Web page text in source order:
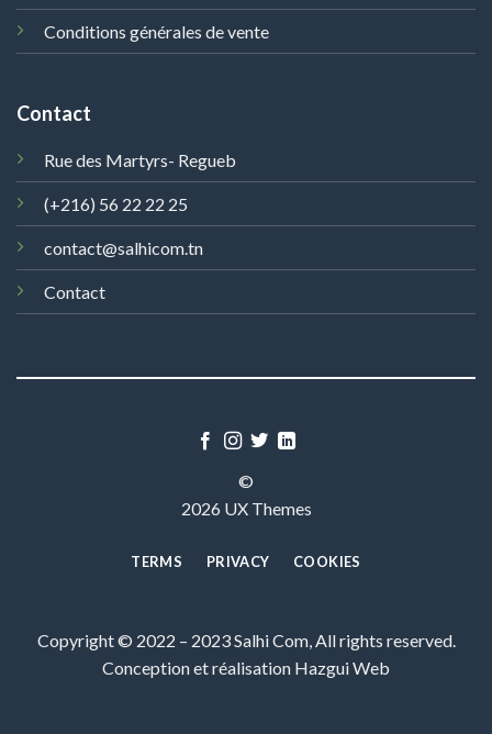
Conditions générales de vente
Contact
Rue des Martyrs- Regueb
(+216) 56 22 22 25
contact@salhicom.tn
Contact
©
2026 UX Themes
TERMS PRIVACY COOKIES
Copyright © 2022 – 2023 Salhi Com, All rights reserved.
Conception et réalisation Hazgui Web